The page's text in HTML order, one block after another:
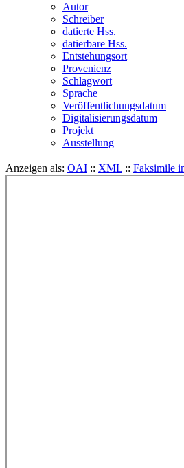
Autor
Schreiber
datierte Hss.
datierbare Hss.
Entstehungsort
Provenienz
Schlagwort
Sprache
Veröffentlichungsdatum
Digitalisierungsdatum
Projekt
Ausstellung
Anzeigen als: OAI :: XML :: Faksimile